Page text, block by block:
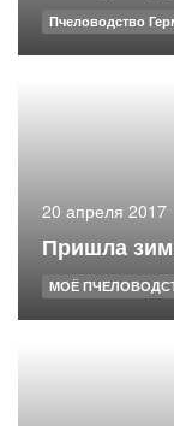
Пчеловодство
20 апреля 2017
Пришла
МОЁ